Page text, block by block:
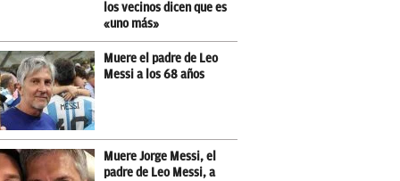
los vecinos dicen que es
«uno más»
Muere el padre de Leo
Messi a los 68 años
Muere Jorge Messi, el
padre de Leo Messi, a